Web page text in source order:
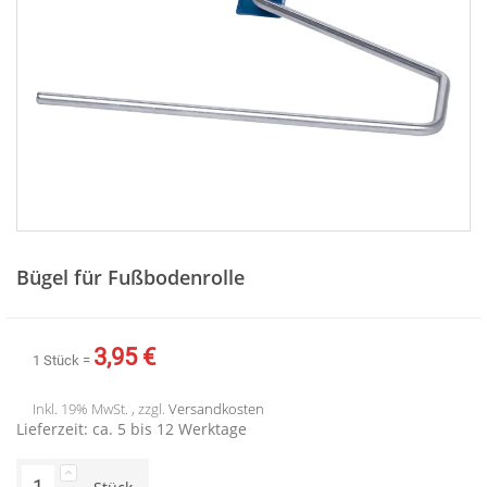
der
Bügel für Fußbodenrolle
1 Stück = 3,95 €
Inkl. 19% MwSt. , zzgl. Versandkosten
Lieferzeit: ca. 5 bis 12 Werktage